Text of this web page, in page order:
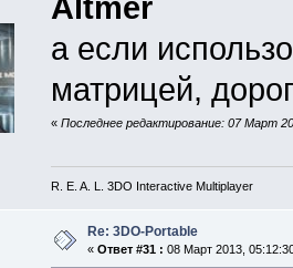
Altmer
а если
матрицей,
«Последнее редактирование: 07 Март
R. E. A. L. 3DO Interactive Multiplayer
Re: 3DO-Portable
« Ответ #31 : 08 Март 2013,